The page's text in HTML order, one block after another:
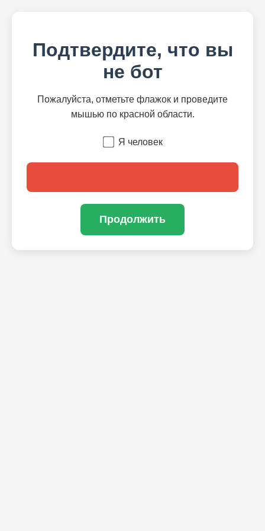
Подтвердите, что вы
не бот
Пожалуйста, отметьте флажок и проведите
мышью по красной области.
Я человек
Продолжить